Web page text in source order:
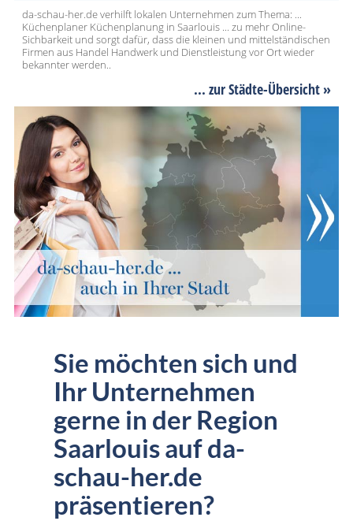
da-schau-her.de verhilft lokalen Unternehmen zum Thema: ...
Küchenplaner Küchenplanung in Saarlouis ... zu mehr Online-
Sichbarkeit und sorgt dafür, dass die kleinen und mittelständischen
Firmen aus Handel Handwerk und Dienstleistung vor Ort wieder
bekannter werden..
... zur Städte-Übersicht »
Sie möchten sich und
Ihr Unternehmen
gerne in der Region
Saarlouis auf da-
schau-her.de
präsentieren?